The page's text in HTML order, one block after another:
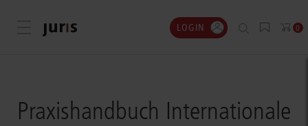
Menü öffnen LOGIN 0
Praxishandbuch Internationale